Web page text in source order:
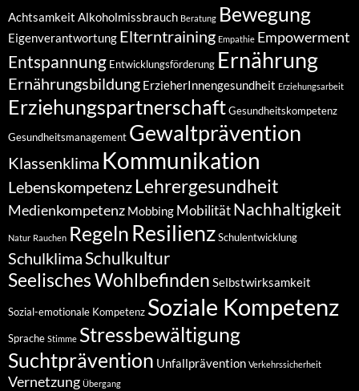
Achtsamkeit Alkoholmissbrauch Beratung Bewegung
Eigenverantwortung Elterntraining Empathie Empowerment
Entspannung Entwicklungsförderung Ernährung
Ernährungsbildung ErzieherInnengesundheit Erziehungsarbeit
ErziehungspartnerschaftGesundheitskompetenz
Gesundheitsmanagement Gewaltprävention
Klassenklima Kommunikation
Lebenskompetenz Lehrergesundheit
Medienkompetenz Mobbing MobilitätNachhaltigkeit
Natur Rauchen Regeln ResilienzSchulentwicklung
Schulklima Schulkultur
Seelisches Wohlbefinden Selbstwirksamkeit
Sozial-emotionale Kompetenz Soziale Kompetenz
Sprache Stimme Stressbewältigung
Suchtprävention Unfallprävention Verkehrssicherheit
Vernetzung Übergang